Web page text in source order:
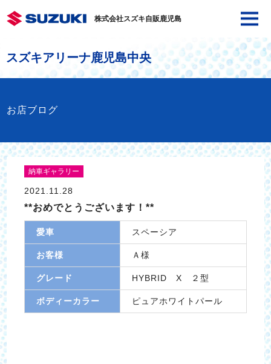
株式会社スズキ自販鹿児島
スズキアリーナ鹿児島中央
お店ブログ
納車ギャラリー
2021.11.28
**おめでとうございます！**
愛車 スペーシア
お客様 Ａ様
グレード HYBRID X ２型
ボディーカラー ピュアホワイトパール